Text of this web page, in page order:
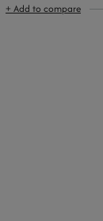
+ Add to compare